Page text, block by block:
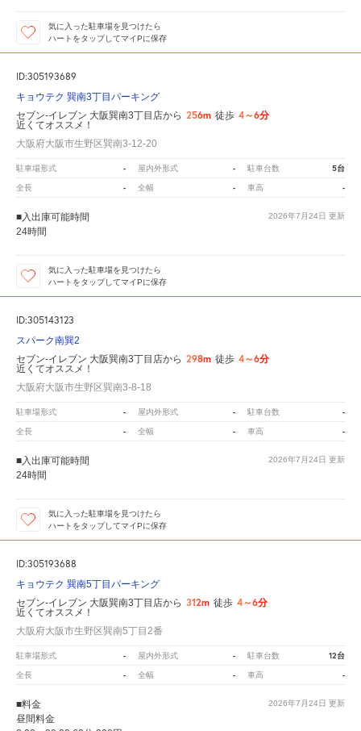
気に入った駐車場を見つけたら
ハートをタップしてマイPに保存
ID:305193689
キョウテク 巽南3丁目パーキング
セブン-イレブン 大阪巽南3丁目店から 256m 徒歩 4～6分
近くてオススメ！
大阪府大阪市生野区巽南3-12-20
駐車場形式 - 屋内外形式 - 駐車台数 5台
全長 - 全幅 - 車高 -
2026年7月24日 更新
■入出庫可能時間
24時間
気に入った駐車場を見つけたら
ハートをタップしてマイPに保存
ID:305143123
スパーク南巽2
セブン-イレブン 大阪巽南3丁目店から 298m 徒歩 4～6分
近くてオススメ！
大阪府大阪市生野区巽南3-8-18
駐車場形式 - 屋内外形式 - 駐車台数 -
全長 - 全幅 - 車高 -
2026年7月24日 更新
■入出庫可能時間
24時間
気に入った駐車場を見つけたら
ハートをタップしてマイPに保存
ID:305193688
キョウテク 巽南5丁目パーキング
セブン-イレブン 大阪巽南3丁目店から 312m 徒歩 4～6分
近くてオススメ！
大阪府大阪市生野区巽南5丁目2番
駐車場形式 - 屋内外形式 - 駐車台数 12台
全長 - 全幅 - 車高 -
2026年7月24日 更新
■料金
昼間料金